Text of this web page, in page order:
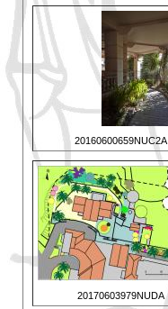
20160600659NUC2A
20170603979NUDA